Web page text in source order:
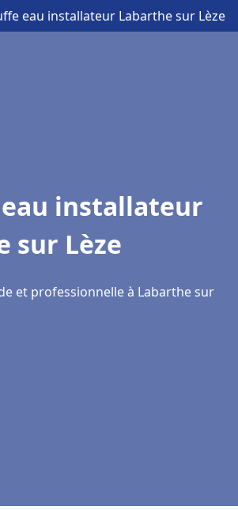
eau installateur Labarthe sur Lèze
installateur
sur Lèze
et professionnelle à Labarthe sur